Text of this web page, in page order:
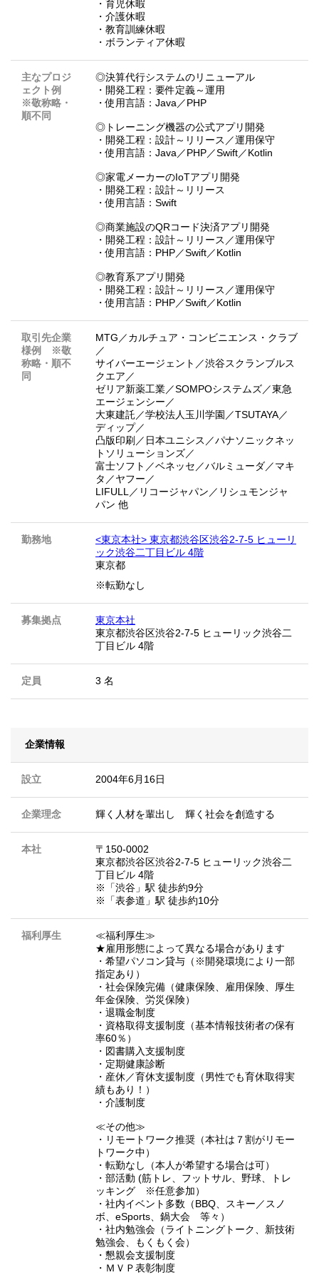
・育児休暇
・介護休暇
・教育訓練休暇
・ボランティア休暇
主なプロジ
ェクト例
※敬称略・
順不同
◎決算代行システムのリニューアル
・開発工程：要件定義～運用
・使用言語：Java／PHP
◎トレーニング機器の公式アプリ開発
・開発工程：設計～リリース／運用保守
・使用言語：Java／PHP／Swift／Kotlin
◎家電メーカーのIoTアプリ開発
・開発工程：設計～リリース
・使用言語：Swift
◎商業施設のQRコード決済アプリ開発
・開発工程：設計～リリース／運用保守
・使用言語：PHP／Swift／Kotlin
◎教育系アプリ開発
・開発工程：設計～リリース／運用保守
・使用言語：PHP／Swift／Kotlin
取引先企業
様例 ※敬
称略・順不
同
MTG／カルチュア・コンビニエンス・クラブ
／
サイバーエージェント／渋谷スクランブルス
クエア／
ゼリア新薬工業／SOMPOシステムズ／東急
エージェンシー／
大東建託／学校法人玉川学園／TSUTAYA／
ディップ／
凸版印刷／日本ユニシス／パナソニックネッ
トソリューションズ／
富士ソフト／ベネッセ／バルミューダ／マキ
タ／ヤフー／
LIFULL／リコージャパン／リシュモンジャ
パン 他
勤務地
<東京本社> 東京都渋谷区渋谷2-7-5 ヒューリ
ック渋谷二丁目ビル 4階
東京都
※転勤なし
募集拠点
東京本社
東京都渋谷区渋谷2-7-5 ヒューリック渋谷二
丁目ビル 4階
定員 3 名
企業情報
設立 2004年6月16日
企業理念 輝く人材を輩出し 輝く社会を創造する
本社
〒150-0002
東京都渋谷区渋谷2-7-5 ヒューリック渋谷二
丁目ビル 4階
※「渋谷」駅 徒歩約9分
※「表参道」駅 徒歩約10分
福利厚生
≪福利厚生≫
★雇用形態によって異なる場合があります
・希望パソコン貸与（※開発環境により一部
指定あり）
・社会保険完備（健康保険、雇用保険、厚生
年金保険、労災保険）
・退職金制度
・資格取得支援制度（基本情報技術者の保有
率60％）
・図書購入支援制度
・定期健康診断
・産休／育休支援制度（男性でも育休取得実
績もあり！）
・介護制度
≪その他≫
・リモートワーク推奨（本社は７割がリモー
トワーク中）
・転勤なし（本人が希望する場合は可）
・部活動 (筋トレ、フットサル、野球、トレ
ッキング ※任意参加）
・社内イベント多数（BBQ、スキー／スノ
ボ、eSports、鍋大会 等々）
・社内勉強会（ライトニングトーク、新技術
勉強会、もくもく会）
・懇親会支援制度
・ＭＶＰ表彰制度